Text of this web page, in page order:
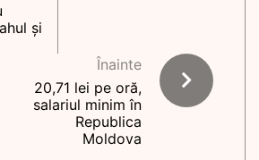
și
Înainte
20,71 lei pe oră,
salariul minim în
Republica
Moldova